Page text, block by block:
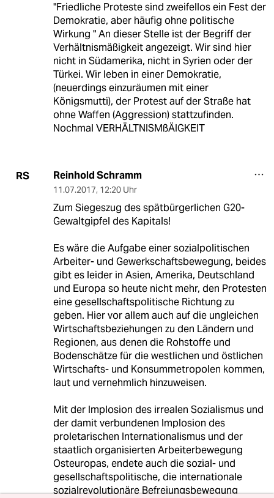
"Friedliche Proteste sind zweifellos ein Fest der
Demokratie, aber häufig ohne politische
Wirkung " An dieser Stelle ist der Begriff der
Verhältnismäßigkeit angezeigt. Wir sind hier
nicht in Südamerika, nicht in Syrien oder der
Türkei. Wir leben in einer Demokratie,
(neuerdings einzuräumen mit einer
Königsmutti), der Protest auf der Straße hat
ohne Waffen (Aggression) stattzufinden.
Nochmal VERHÄLTNISMßÄIGKEIT
RS Reinhold Schramm
11.07.2017, 12:20 Uhr
Zum Siegeszug des spätbürgerlichen G20-
Gewaltgipfel des Kapitals!
Es wäre die Aufgabe einer sozialpolitischen
Arbeiter- und Gewerkschaftsbewegung, beides
gibt es leider in Asien, Amerika, Deutschland
und Europa so heute nicht mehr, den Protesten
eine gesellschaftspolitische Richtung zu
geben. Hier vor allem auch auf die ungleichen
Wirtschaftsbeziehungen zu den Ländern und
Regionen, aus denen die Rohstoffe und
Bodenschätze für die westlichen und östlichen
Wirtschafts- und Konsummetropolen kommen,
laut und vernehmlich hinzuweisen.
Mit der Implosion des irrealen Sozialismus und
der damit verbundenen Implosion des
proletarischen Internationalismus und der
staatlich organisierten Arbeiterbewegung
Osteuropas, endete auch die sozial- und
gesellschaftspolitische, die internationale
sozialrevolutionäre Befreiungsbewegung